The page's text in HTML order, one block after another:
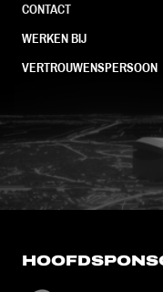
CONTACT
WERKEN BIJ
VERTROUWENSPERSOON
FC